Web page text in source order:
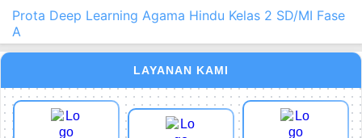
Prota Deep Learning Agama Hindu Kelas 2 SD/MI Fase
A
LAYANAN KAMI